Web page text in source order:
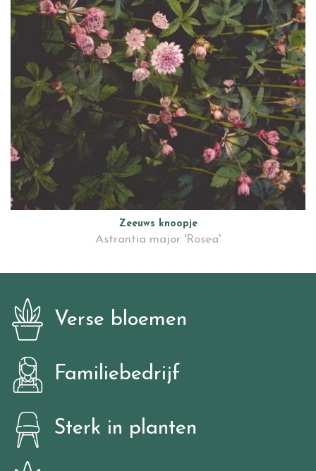
Zeeuws knoopje
Astrantia major 'Rosea'
Verse bloemen
Familiebedrijf
Sterk in planten